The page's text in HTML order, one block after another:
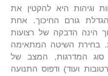
וגיהות היא להקטין את
גורם החיכוך. אחת
הינה הדבקה של רצועות
בחירת השיטה המתאימה
סוג המדרגות, המצב של
ועוד) ודפוס התנועה